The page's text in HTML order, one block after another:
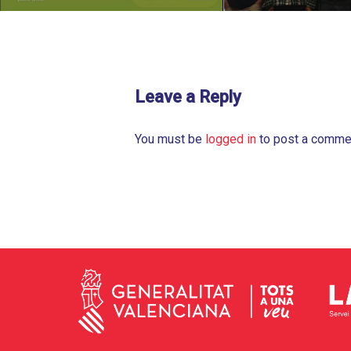
Leave a Reply
You must be logged in to post a